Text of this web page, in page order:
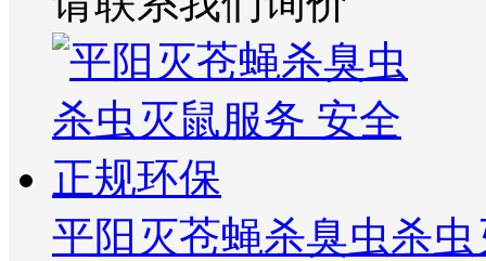
平阳灭苍蝇杀臭虫杀